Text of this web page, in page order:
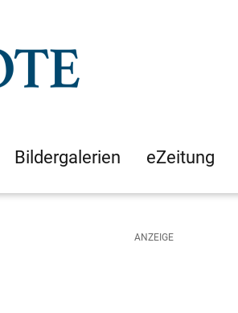
Bildergalerien eZeitung